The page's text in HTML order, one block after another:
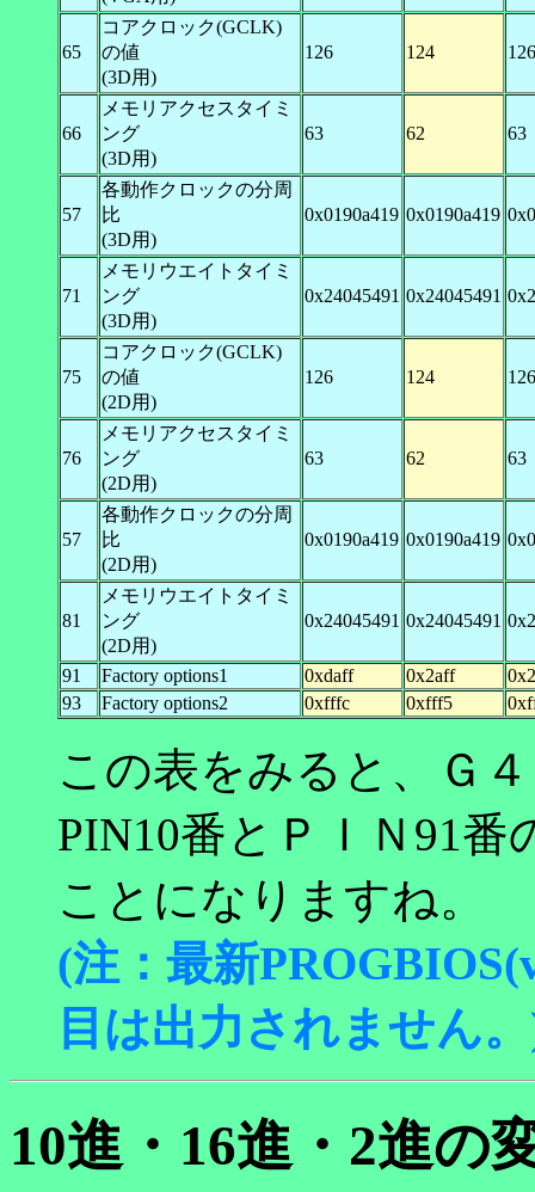
65
コアクロック(GCLK)
の値
(3D用)
126 124 126
66
メモリアクセスタイミ
ング
(3D用)
63 62 63
57
各動作クロックの分周
比
(3D用)
0x0190a419 0x0190a419
71
メモリウエイトタイミ
ング
(3D用)
0x24045491 0x24045491
75
コアクロック(GCLK)
の値
(2D用)
126 124 126
76
メモリアクセスタイミ
ング
(2D用)
63 62 63
57
各動作クロックの分周
比
(2D用)
0x0190a419 0x0190a419
81
メモリウエイトタイミ
ング
(2D用)
0x24045491 0x24045491
91 Factory options1 0xdaff 0x2aff
93
Factory options2 0xfffc 0xfff5
この表をみると、Ｇ
PIN10番とＰＩＮ91
ことになりますね。
(注：最新
目は出力されません。
10進・16進・2進の